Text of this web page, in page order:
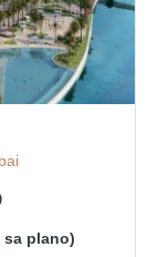
sa plano)